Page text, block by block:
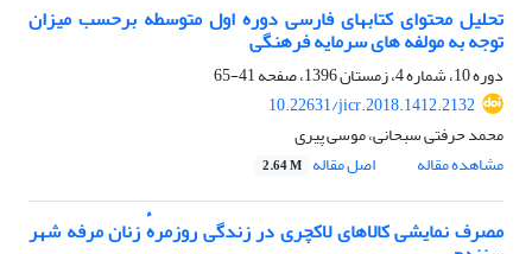
تحلیل محتوای کتابهای فارسی دوره اول متوسطه برحسب میزان
توجه به مولفه های سرمایه فرهنگی
دوره 10، شماره 4، زمستان 1396، صفحه
41-65
10.22631/jicr.2018.1412.2132
محمد حرفتی سبحانی، موسی پیری
مشاهده مقاله
اصل مقاله 2.64 M
مصرف نمایشی کالاهای لاکچری در زندگی روزمرهٔ زنان مرفه شهر